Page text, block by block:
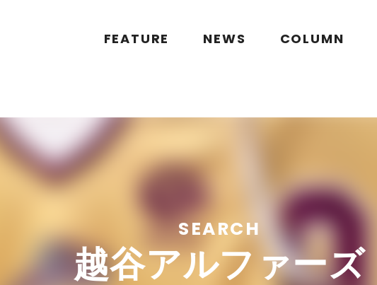
flymag.jp/public_html/wp/wp-content/themes/flymag/page-search.php
FEATURE NEWS COLUMN
SEARCH
越谷アルファーズ